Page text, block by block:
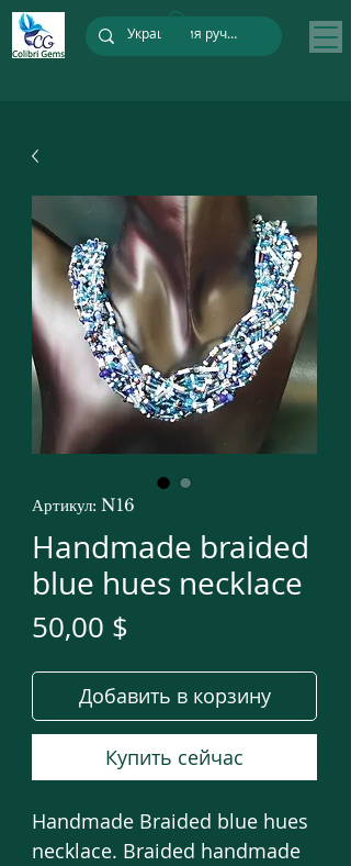
Артикул: N16
Handmade braided
blue hues necklace
50,00 $
Добавить в корзину
Купить сейчас
Handmade Braided blue hues
necklace. Braided handmade